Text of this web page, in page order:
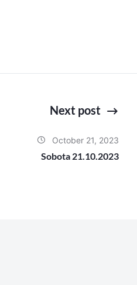
Next post
October 21, 2023
Sobota 21.10.2023